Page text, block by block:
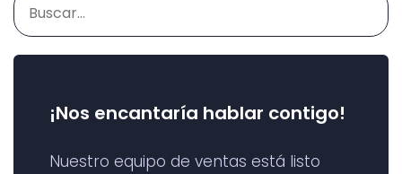
¡Nos encantaría hablar contigo!
Nuestro equipo de ventas está listo